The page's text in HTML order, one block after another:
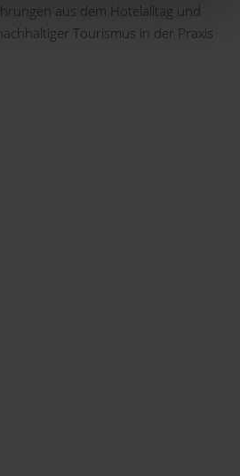
aus dem Hotelalltag und
Tourismus in der Praxis